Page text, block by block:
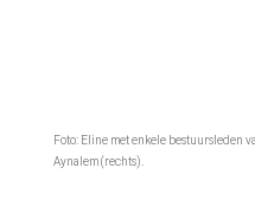
Foto: Eline met enkele bestuursleden
Aynalem (rechts).